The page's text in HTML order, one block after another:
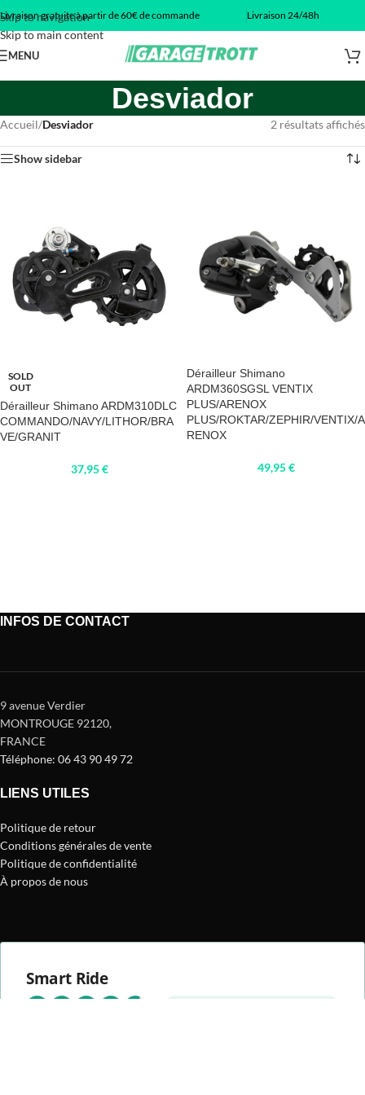
Skip to navigation
Skip to main content
Livraison gratuite à partir de 60€ de commande Livraison 24/48h
MENU
Desviador
Accueil/Desviador 2 résultats affichés
Show sidebar
SOLD
OUT
Dérailleur Shimano ARDM310DLC
COMMANDO/NAVY/LITHOR/BRA
VE/GRANIT
37,95€
Dérailleur Shimano
ARDM360SGSL VENTIX
PLUS/ARENOX
PLUS/ROKTAR/ZEPHIR/VENTIX/A
RENOX
49,95€
INFOS DE CONTACT
9 avenue Verdier
MONTROUGE 92120,
FRANCE
Téléphone: 06 43 90 49 72
LIENS UTILES
Politique de retour
Conditions générales de vente
Politique de confidentialité
À propos de nous
Smart Ride